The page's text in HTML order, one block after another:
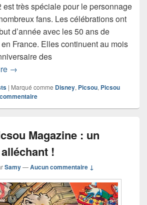
est très spéciale pour le personnage
fans. Les célébrations ont
d’année avec les 50 ans de
France. Elles continuent au mois
des
Picsou fête ses 75 ans et offre son
→
| Marqué comme Disney, Picsou, Picsou
Magazine : un
!
Samy—Aucun commentaire ↓